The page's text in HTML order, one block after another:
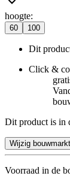
hoogte:
60 100
Dit
Click &
Dit product is in
Wijzig bouwmarkt
Voorraad in de